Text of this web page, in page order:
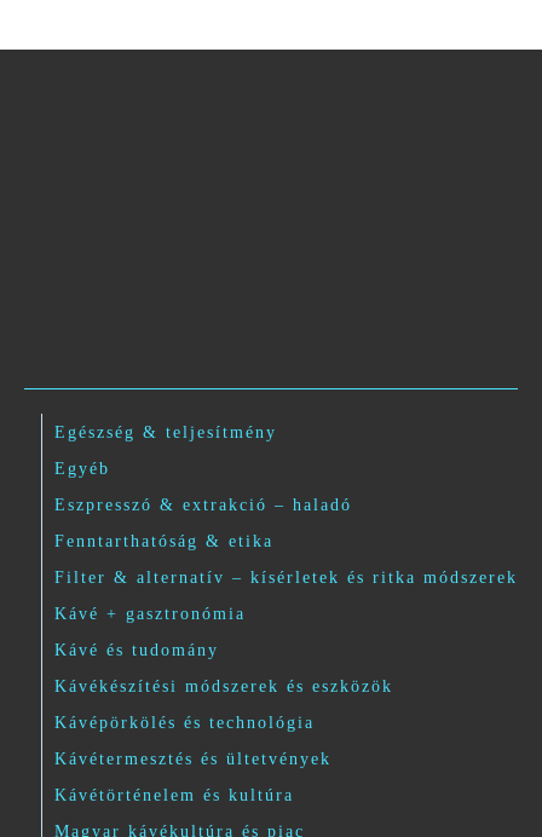
Egészség & teljesítmény
Egyéb
Eszpresszó & extrakció – haladó
Fenntarthatóság & etika
Filter & alternatív – kísérletek és ritka módszerek
Kávé + gasztronómia
Kávé és tudomány
Kávékészítési módszerek és eszközök
Kávépörkölés és technológia
Kávétermesztés és ültetvények
Kávétörténelem és kultúra
Magyar kávékultúra és piac